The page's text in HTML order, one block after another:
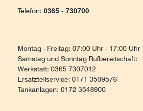
Telefon: 0365 - 730700
Montag - Freitag: 07:00 Uhr - 17:00 Uhr
Samstag und Sonntag Rufbereitschaft:
Werkstatt: 0365 7307012
Ersatzteilservice: 0171 3509576
Tankanlagen: 0172 3548900